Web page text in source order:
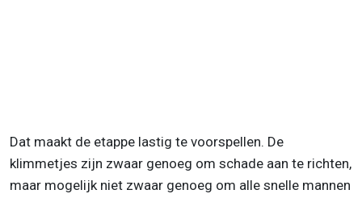
Dat maakt de etappe lastig te voorspellen. De
klimmetjes zijn zwaar genoeg om schade aan te richten,
maar mogelijk niet zwaar genoeg om alle snelle mannen